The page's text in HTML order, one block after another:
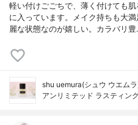
軽い付けごごちで、薄く付けても
に入っています。メイク持ちも大
麗な状態なのが嬉しい。カラバリ
shu uemura(シュウ ウエム
アンリミテッド ラスティン